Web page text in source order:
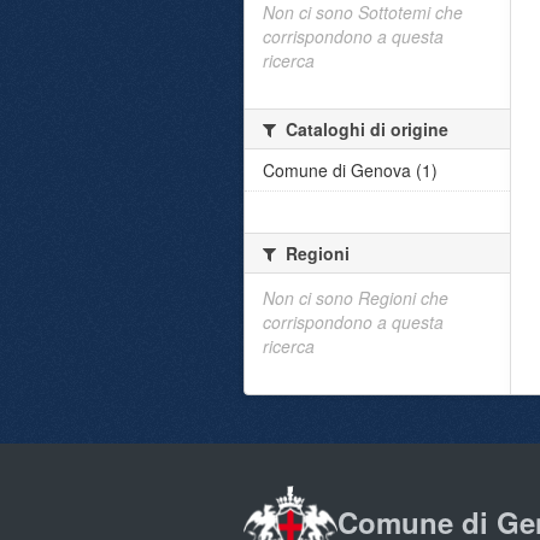
Non ci sono Sottotemi che
corrispondono a questa
ricerca
Cataloghi di origine
Comune di Genova (1)
Regioni
Non ci sono Regioni che
corrispondono a questa
ricerca
Comune di